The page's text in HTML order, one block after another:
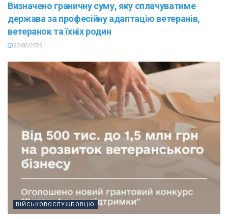
Визначено граничну суму, яку сплачуватиме
держава за професійну адаптацію ветеранів,
ветеранок та їхніх родин
23/02/2026
ВІЙСЬКОВОСЛУЖБОВЦЮ